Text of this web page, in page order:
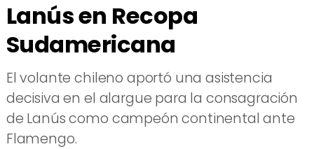
Lanús en Recopa
Sudamericana
El volante chileno aportó una asistencia
decisiva en el alargue para la consagración
de Lanús como campeón continental ante
Flamengo.